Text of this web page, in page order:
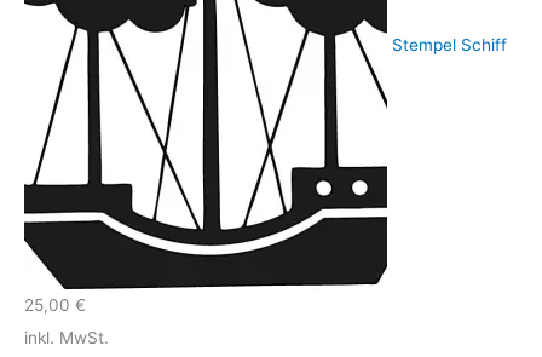
Stempel Schiff
25,00 €
inkl. MwSt.